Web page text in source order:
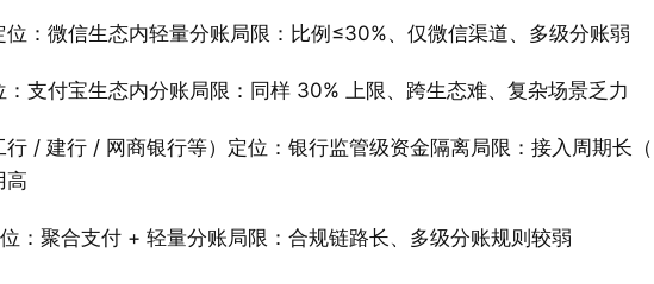
位：微信生态内轻量分账局限：比例≤30%、仅微信渠道、多级分账弱
：支付宝生态内分账局限：同样 30% 上限、跨生态难、复杂场景乏力
行 / 建行 / 网商银行等）定位：银行监管级资金隔离局限：接入周期长
高
：聚合支付 + 轻量分账局限：合规链路长、多级分账规则较弱